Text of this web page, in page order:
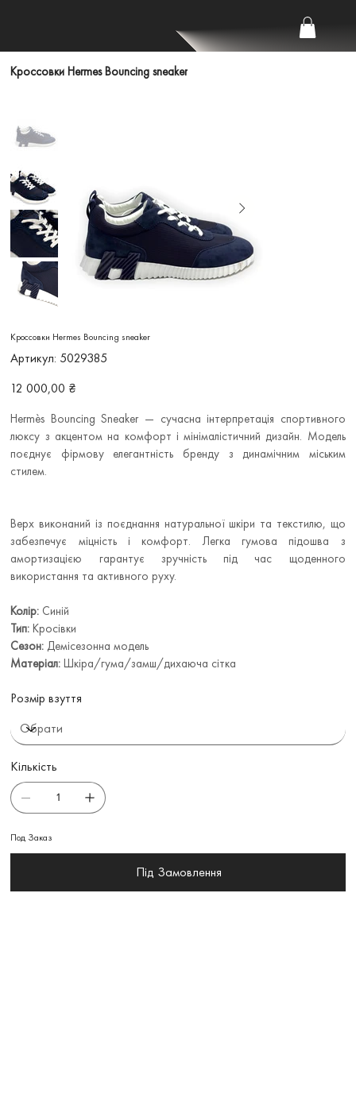
Кроссовки Hermes Bouncing sneaker
Кроссовки Hermes Bouncing sneaker
Артикул:
Артикул
5029385
5029385
Ціна
12 000,00 ₴
Hermès Bouncing Sneaker — сучасна інтерпретація спортивного
люксу з акцентом на комфорт і мінімалістичний дизайн. Модель
поєднує фірмову елегантність бренду з динамічним міським
стилем.
Верх виконаний із поєднання натуральної шкіри та текстилю, що
забезпечує міцність і комфорт. Легка гумова підошва з
амортизацією гарантує зручність під час щоденного
використання та активного руху.
Колір: Синій
Тип: Кросівки
Сезон: Демісезонна модель
Матеріал:Шкіра/гума/замш/дихаюча сітка
Розмір взуття
Кількість
Под Заказ
Під Замовлення